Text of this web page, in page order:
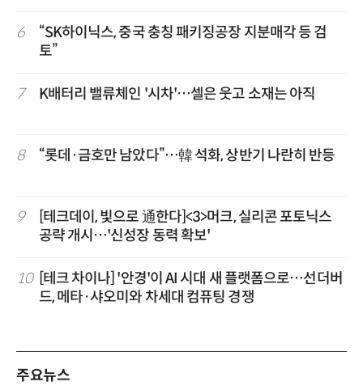
6
“SK하이닉스, 중국 충칭 패키징공장 지분매각 등 검
토”
7 K배터리 밸류체인 '시차'…셀은 웃고 소재는 아직
8 “롯데·금호만 남았다”…韓 석화, 상반기 나란히 반등
9
[테크데이, 빛으로 通한다]<3>머크, 실리콘 포토닉스
공략 개시…'신성장 동력 확보'
10
[테크 차이나] '안경'이 AI 시대 새 플랫폼으로…선더버
드, 메타·샤오미와 차세대 컴퓨팅 경쟁
주요뉴스